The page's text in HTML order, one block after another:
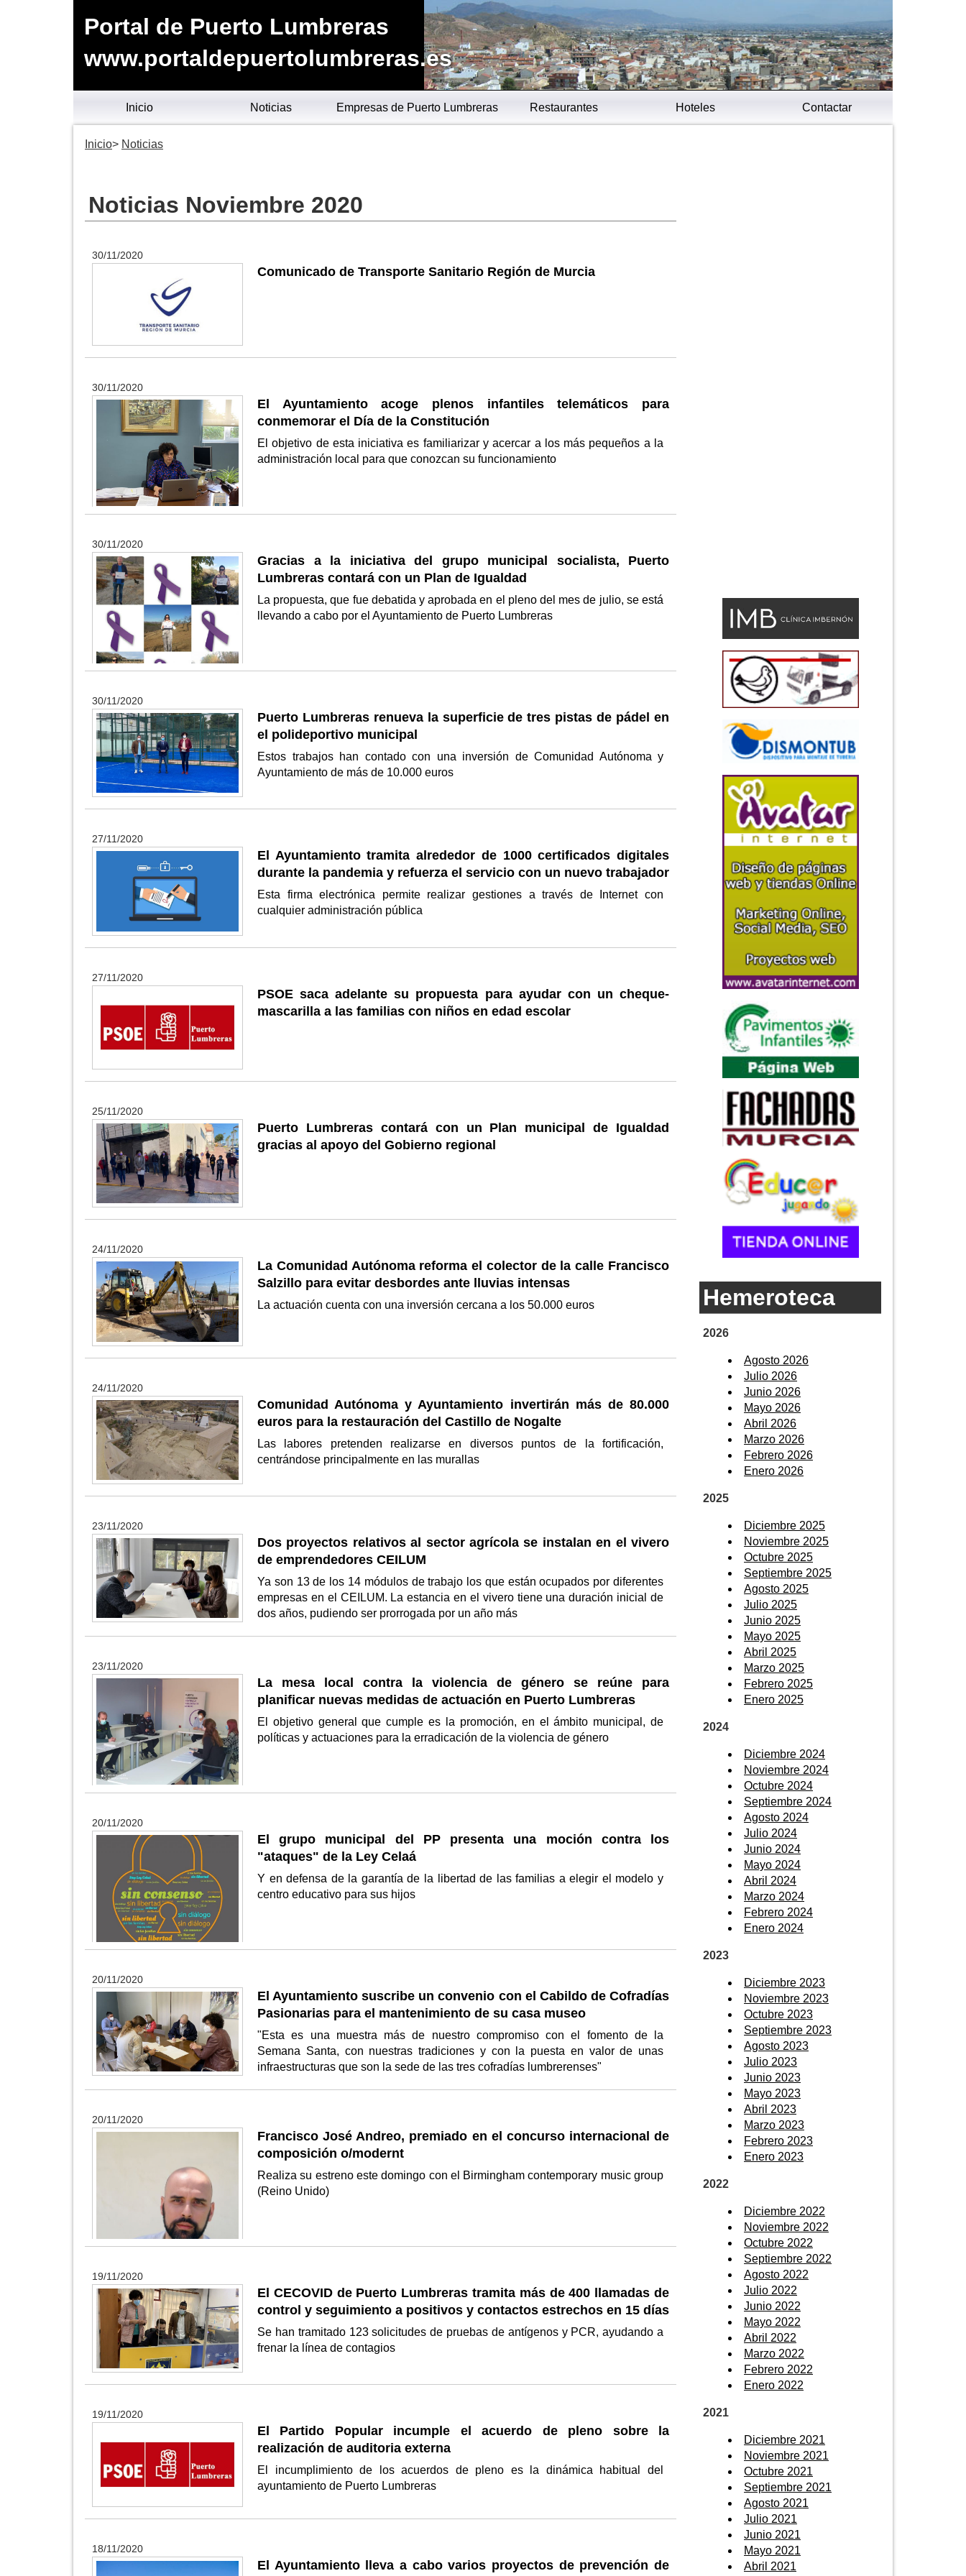
Portal de Puerto Lumbreras
www.portaldepuertolumbreras.es
Inicio Noticias Empresas de Puerto Lumbreras Restaurantes Hoteles Contactar
Inicio Noticias
Noticias Noviembre 2020
30/11/2020
Comunicado de Transporte Sanitario Región de Murcia
30/11/2020
El Ayuntamiento acoge plenos infantiles telemáticos para
conmemorar el Día de la Constitución
El objetivo de esta iniciativa es familiarizar y acercar a los más pequeños a la
administración local para que conozcan su funcionamiento
30/11/2020
Gracias a la iniciativa del grupo municipal socialista, Puerto
Lumbreras contará con un Plan de Igualdad
La propuesta, que fue debatida y aprobada en el pleno del mes de julio, se está
llevando a cabo por el Ayuntamiento de Puerto Lumbreras
30/11/2020
Puerto Lumbreras renueva la superficie de tres pistas de pádel en
el polideportivo municipal
Estos trabajos han contado con una inversión de Comunidad Autónoma y
Ayuntamiento de más de 10.000 euros
27/11/2020
El Ayuntamiento tramita alrededor de 1000 certificados digitales
durante la pandemia y refuerza el servicio con un nuevo trabajador
Esta firma electrónica permite realizar gestiones a través de Internet con
cualquier administración pública
27/11/2020
PSOE saca adelante su propuesta para ayudar con un cheque-
mascarilla a las familias con niños en edad escolar
25/11/2020
Puerto Lumbreras contará con un Plan municipal de Igualdad
gracias al apoyo del Gobierno regional
24/11/2020
La Comunidad Autónoma reforma el colector de la calle Francisco
Salzillo para evitar desbordes ante lluvias intensas
La actuación cuenta con una inversión cercana a los 50.000 euros
24/11/2020
Comunidad Autónoma y Ayuntamiento invertirán más de 80.000
euros para la restauración del Castillo de Nogalte
Las labores pretenden realizarse en diversos puntos de la fortificación,
centrándose principalmente en las murallas
23/11/2020
Dos proyectos relativos al sector agrícola se instalan en el vivero
de emprendedores CEILUM
Ya son 13 de los 14 módulos de trabajo los que están ocupados por diferentes
empresas en el CEILUM. La estancia en el vivero tiene una duración inicial de
dos años, pudiendo ser prorrogada por un año más
23/11/2020
La mesa local contra la violencia de género se reúne para
planificar nuevas medidas de actuación en Puerto Lumbreras
El objetivo general que cumple es la promoción, en el ámbito municipal, de
políticas y actuaciones para la erradicación de la violencia de género
20/11/2020
El grupo municipal del PP presenta una moción contra los
"ataques" de la Ley Celaá
Y en defensa de la garantía de la libertad de las familias a elegir el modelo y
centro educativo para sus hijos
20/11/2020
El Ayuntamiento suscribe un convenio con el Cabildo de Cofradías
Pasionarias para el mantenimiento de su casa museo
"Esta es una muestra más de nuestro compromiso con el fomento de la
Semana Santa, con nuestras tradiciones y con la puesta en valor de unas
infraestructuras que son la sede de las tres cofradías lumbrerenses"
20/11/2020
Francisco José Andreo, premiado en el concurso internacional de
composición o/modernt
Realiza su estreno este domingo con el Birmingham contemporary music group
(Reino Unido)
19/11/2020
El CECOVID de Puerto Lumbreras tramita más de 400 llamadas de
control y seguimiento a positivos y contactos estrechos en 15 días
Se han tramitado 123 solicitudes de pruebas de antígenos y PCR, ayudando a
frenar la línea de contagios
19/11/2020
El Partido Popular incumple el acuerdo de pleno sobre la
realización de auditoria externa
El incumplimiento de los acuerdos de pleno es la dinámica habitual del
ayuntamiento de Puerto Lumbreras
18/11/2020
El Ayuntamiento lleva a cabo varios proyectos de prevención de
Hemeroteca
2026
Agosto 2026
Julio 2026
Junio 2026
Mayo 2026
Abril 2026
Marzo 2026
Febrero 2026
Enero 2026
2025
Diciembre 2025
Noviembre 2025
Octubre 2025
Septiembre 2025
Agosto 2025
Julio 2025
Junio 2025
Mayo 2025
Abril 2025
Marzo 2025
Febrero 2025
Enero 2025
2024
Diciembre 2024
Noviembre 2024
Octubre 2024
Septiembre 2024
Agosto 2024
Julio 2024
Junio 2024
Mayo 2024
Abril 2024
Marzo 2024
Febrero 2024
Enero 2024
2023
Diciembre 2023
Noviembre 2023
Octubre 2023
Septiembre 2023
Agosto 2023
Julio 2023
Junio 2023
Mayo 2023
Abril 2023
Marzo 2023
Febrero 2023
Enero 2023
2022
Diciembre 2022
Noviembre 2022
Octubre 2022
Septiembre 2022
Agosto 2022
Julio 2022
Junio 2022
Mayo 2022
Abril 2022
Marzo 2022
Febrero 2022
Enero 2022
2021
Diciembre 2021
Noviembre 2021
Octubre 2021
Septiembre 2021
Agosto 2021
Julio 2021
Junio 2021
Mayo 2021
Abril 2021